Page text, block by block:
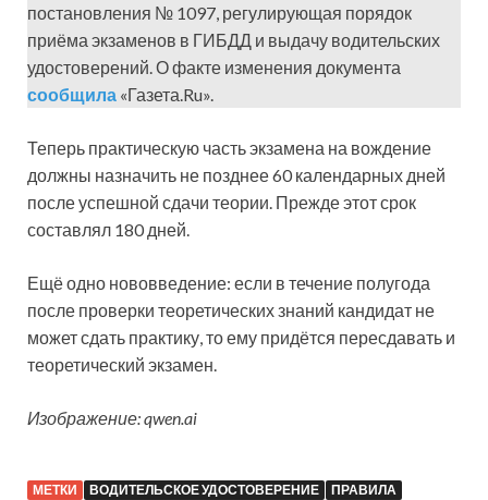
постановления № 1097, регулирующая порядок
приёма экзаменов в ГИБДД и выдачу водительских
удостоверений. О факте изменения документа
сообщила «Газета.Ru».
Теперь практическую часть экзамена на вождение
должны назначить не позднее 60 календарных дней
после успешной сдачи теории. Прежде этот срок
составлял 180 дней.
Ещё одно нововведение: если в течение полугода
после проверки теоретических знаний кандидат не
может сдать практику, то ему придётся пересдавать и
теоретический экзамен.
Изображение: qwen.ai
МЕТКИ ВОДИТЕЛЬСКОЕ УДОСТОВЕРЕНИЕ
ПРАВИЛА